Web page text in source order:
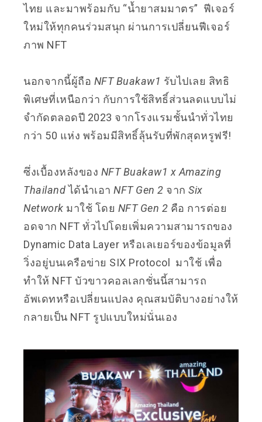
ไทย และมาพร้อมกับ “น้ำยาสมมาตร” ฟีเจอร์
ใหม่ให้ทุกคนร่วมสนุก ผ่านการเปลี่ยนฟีเจอร์
ภาพ NFT
นอกจากนี้ผู้ถือ NFT Buakaw1 รับไปเลย สิทธิ
พิเศษที่เหนือกว่า กับการใช้สิทธิ์ส่วนลดแบบไม่
จำกัดตลอดปี 2023 จากโรงแรมชั้นนำทั่วไทย
กว่า 50 แห่ง พร้อมมีสิทธิ์ลุ้นรับที่พักสุดหรูฟรี!
ซึ่งเบื้องหลังของ NFT Buakaw1 x Amazing
Thailandได้นำเอา NFT Gen 2 จาก Six
Network มาใช้ โดย NFT Gen 2 คือ การต่อย
อดจาก NFT ทั่วไปโดยเพิ่มความสามารถของ
Dynamic Data Layer หรือเลเยอร์ของข้อมูลที่
วิ่งอยู่บนเครือข่าย SIX Protocol
มาใช้ เพื่อ
ทำให้ NFT บัวขาวคอลเลกชั่นนี้สามารถ
อัพเดทหรือเปลี่ยนแปลง คุณสมบัติบางอย่างให้
กลายเป็น NFT รูปแบบใหม่นั่นเอง